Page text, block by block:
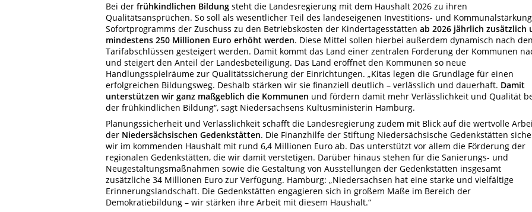
Bei der frühkindlichen Bildung steht die Landesregierung mit dem Haushalt 2026 zu ihren
Qualitätsansprüchen. So soll als wesentlicher Teil des landeseigenen Investitions- und
Sofortprogramms der Zuschuss zu den Betriebskosten der Kindertagesstätten ab 2026 jährlich zusätzlich
mindestens 250 Millionen Euro erhöht werden. Diese Mittel sollen hierbei außerdem dynamisch nach den
Tarifabschlüssen gesteigert werden. Damit kommt das Land einer zentralen Forderung der Kommunen
und steigert den Anteil der Landesbeteiligung. Das Land eröffnet den Kommunen so neue
Handlungsspielräume zur Qualitätssicherung der Einrichtungen. „Kitas legen die Grundlage für einen
erfolgreichen Bildungsweg. Deshalb stärken wir sie finanziell deutlich – verlässlich und dauerhaft. Damit
unterstützen wir ganz maßgeblich die Kommunen und fördern damit mehr Verlässlichkeit und Qualität
der frühkindlichen Bildung“, sagt Niedersachsens Kultusministerin Hamburg.
Planungssicherheit und Verlässlichkeit schafft die Landesregierung zudem mit Blick auf die wertvolle
der Niedersächsischen Gedenkstätten. Die Finanzhilfe der Stiftung Niedersächsische Gedenkstätten
wir im kommenden Haushalt mit rund 6,4 Millionen Euro ab. Das unterstützt vor allem die Förderung der
regionalen Gedenkstätten, die wir damit verstetigen. Darüber hinaus stehen für die Sanierungs- und
Neugestaltungsmaßnahmen sowie die Gestaltung von Ausstellungen der Gedenkstätten insgesamt
zusätzliche 34 Millionen Euro zur Verfügung. Hamburg: „Niedersachsen hat eine starke und vielfältige
Erinnerungslandschaft. Die Gedenkstätten engagieren sich in großem Maße im Bereich der
Demokratiebildung – wir stärken ihre Arbeit mit diesem Haushalt.“